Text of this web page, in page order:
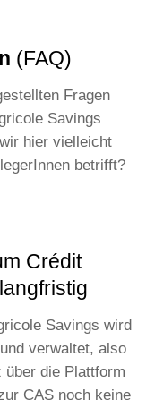
(FAQ)
Fragen
Savings
hier vielleicht
betrifft?
Crédit
Savings wird
verwaltet, also
über die Plattform
CAS noch keine